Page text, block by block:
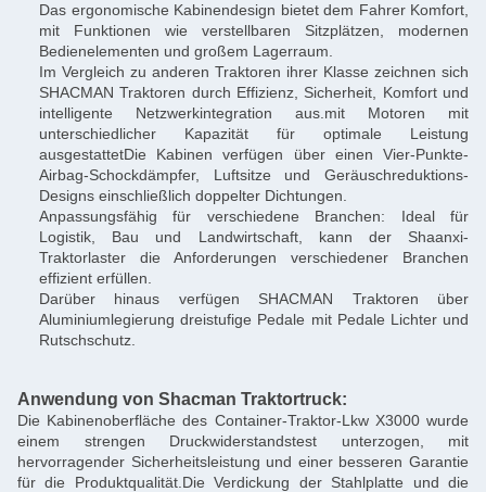
Das ergonomische Kabinendesign bietet dem Fahrer Komfort,
mit Funktionen wie verstellbaren Sitzplätzen, modernen
Bedienelementen und großem Lagerraum.
Im Vergleich zu anderen Traktoren ihrer Klasse zeichnen sich
SHACMAN Traktoren durch Effizienz, Sicherheit, Komfort und
intelligente Netzwerkintegration aus.mit Motoren mit
unterschiedlicher Kapazität für optimale Leistung
ausgestattetDie Kabinen verfügen über einen Vier-Punkte-
Airbag-Schockdämpfer, Luftsitze und Geräuschreduktions-
Designs einschließlich doppelter Dichtungen.
Anpassungsfähig für verschiedene Branchen: Ideal für
Logistik, Bau und Landwirtschaft, kann der Shaanxi-
Traktorlaster die Anforderungen verschiedener Branchen
effizient erfüllen.
Darüber hinaus verfügen SHACMAN Traktoren über
Aluminiumlegierung dreistufige Pedale mit Pedale Lichter und
Rutschschutz.
Anwendung von Shacman Traktortruck:
Die Kabinenoberfläche des Container-Traktor-Lkw X3000 wurde
einem strengen Druckwiderstandstest unterzogen, mit
hervorragender Sicherheitsleistung und einer besseren Garantie
für die Produktqualität.Die Verdickung der Stahlplatte und die